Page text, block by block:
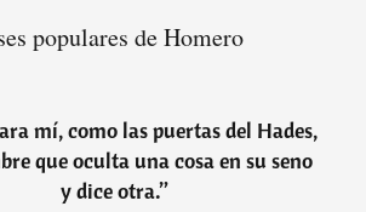
populares de Homero
mí, como las puertas del Hades,
que oculta una cosa en su seno
y dice otra.”